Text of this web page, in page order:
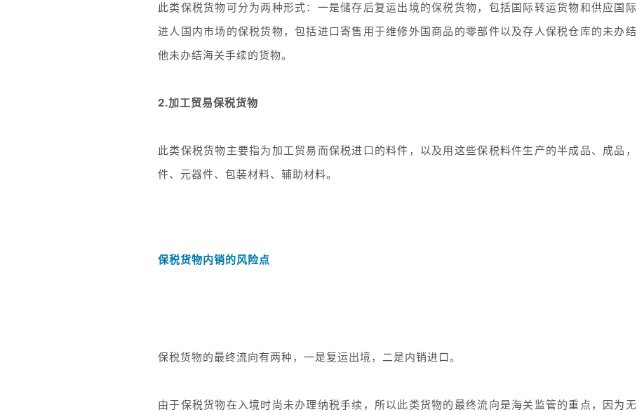
此类保税货物可分为两种形式：一是储存后复运出境的保税货物，包括国际转运货物和供应国
进人国内市场的保税货物，包括进口寄售用于维修外国商品的零部件以及存人保税仓库的未办
他未办结海关手续的货物。
2.加工贸易保税货物
此类保税货物主要指为加工贸易而保税进口的料件，以及用这些保税料件生产的半成品、成品
件、元器件、包装材料、辅助材料。
保税货物内销的风险点
保税货物的最终流向有两种，一是复运出境，二是内销进口。
由于保税货物在入境时尚未办理纳税手续，所以此类货物的最终流向是海关监管的重点，因为